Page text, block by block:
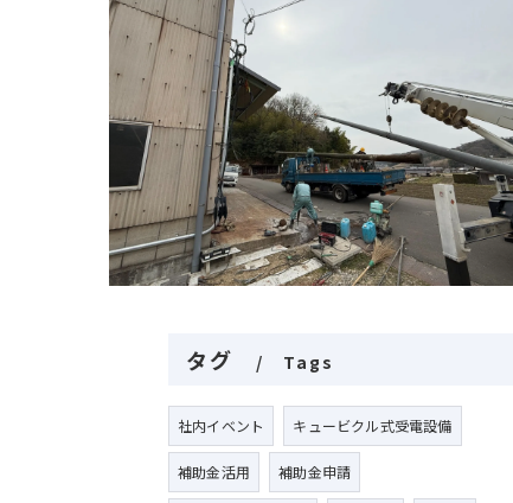
タグ Tags
社内イベント キュービクル式受電設備
補助金活用 補助金申請